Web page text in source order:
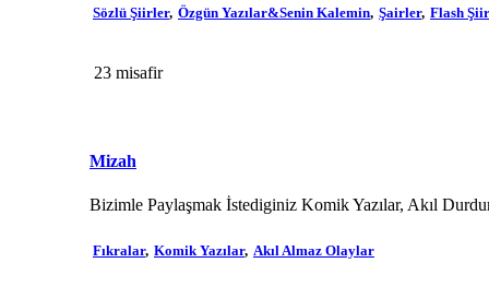
Sözlü Şiirler Özgün Yazılar&Senin Kalemin Şairler Flash
23 misafir
Mizah
Bizimle Paylaşmak İstediginiz Komik Yazılar, Akıl
Fıkralar Komik Yazılar Akıl Almaz Olaylar